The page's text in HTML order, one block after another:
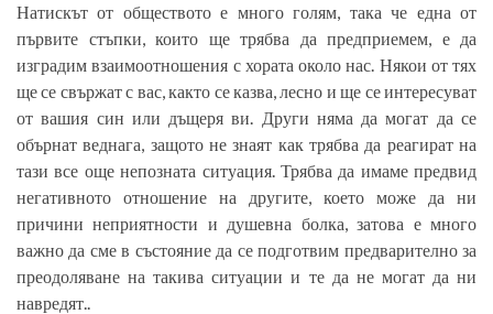
Натискът от обществото е много голям, така че една от
първите стъпки, които ще трябва да предприемем, е да
изградим взаимоотношения с хората около нас. Някои от тях
ще се свържат с вас, както се казва, лесно и ще се интересуват
от вашия син или дъщеря ви. Други няма да могат да се
обърнат веднага, защото не знаят как трябва да реагират на
тази все още непозната ситуация. Трябва да имаме предвид
негативното отношение на другите, което може да ни
причини неприятности и душевна болка, затова е много
важно да сме в състояние да се подготвим предварително за
преодоляване на такива ситуации и те да не могат да ни
навредят..